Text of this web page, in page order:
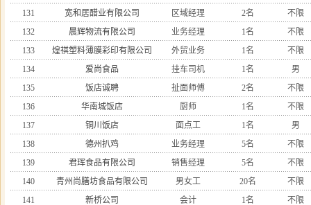
131
宽和居醋业有限公司 区域经理 2名
不限
132
晨辉物流有限公司 业务经理 1名
不限
133
煌祺塑料薄膜彩印有限公司 外贸业务 1名
不限
134
爱尚食品 挂车司机 1名
男
135
饭店诚聘 扯面师傅 2名
不限
136
华南城饭店 厨师 1名
不限
137
铜川饭店 面点工 1名
男
138
德州扒鸡 业务经理 5名
不限
139
君珲食品有限公司 销售经理 5名
不限
140
青州尚膳坊食品有限公司 男女工 20名
不限
141
新桥公司 会计 1名
不限